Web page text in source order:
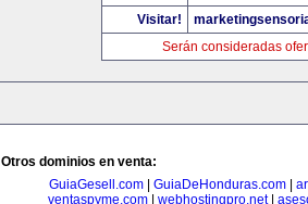
Visitar!
Serán consideradas
Otros dominios en venta:
GuiaGesell.com| GuiaDeHonduras.com|
ventaspyme.com
webhostingpro.net|